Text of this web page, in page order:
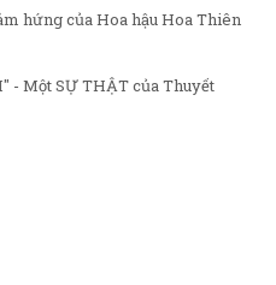
hứng của Hoa hậu Hoa Thiên
- Một SỰ THẬT của Thuyết